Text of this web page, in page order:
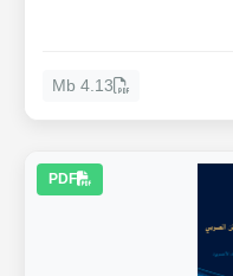
4.13 Mb
PDF